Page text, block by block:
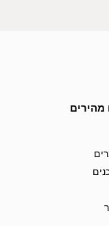
מהירים